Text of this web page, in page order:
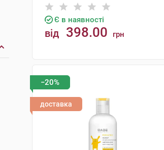
Груп Гмбх
Є в наявності
від 398.00 грн
−20%
доставка